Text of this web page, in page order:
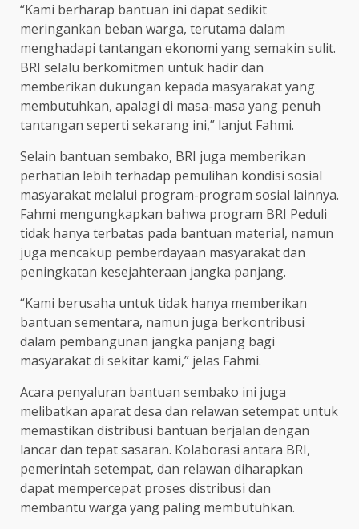
“Kami berharap bantuan ini dapat sedikit
meringankan beban warga, terutama dalam
menghadapi tantangan ekonomi yang semakin sulit.
BRI selalu berkomitmen untuk hadir dan
memberikan dukungan kepada masyarakat yang
membutuhkan, apalagi di masa-masa yang penuh
tantangan seperti sekarang ini,” lanjut Fahmi.
Selain bantuan sembako, BRI juga memberikan
perhatian lebih terhadap pemulihan kondisi sosial
masyarakat melalui program-program sosial lainnya.
Fahmi mengungkapkan bahwa program BRI Peduli
tidak hanya terbatas pada bantuan material, namun
juga mencakup pemberdayaan masyarakat dan
peningkatan kesejahteraan jangka panjang.
“Kami berusaha untuk tidak hanya memberikan
bantuan sementara, namun juga berkontribusi
dalam pembangunan jangka panjang bagi
masyarakat di sekitar kami,” jelas Fahmi.
Acara penyaluran bantuan sembako ini juga
melibatkan aparat desa dan relawan setempat untuk
memastikan distribusi bantuan berjalan dengan
lancar dan tepat sasaran. Kolaborasi antara BRI,
pemerintah setempat, dan relawan diharapkan
dapat mempercepat proses distribusi dan
membantu warga yang paling membutuhkan.